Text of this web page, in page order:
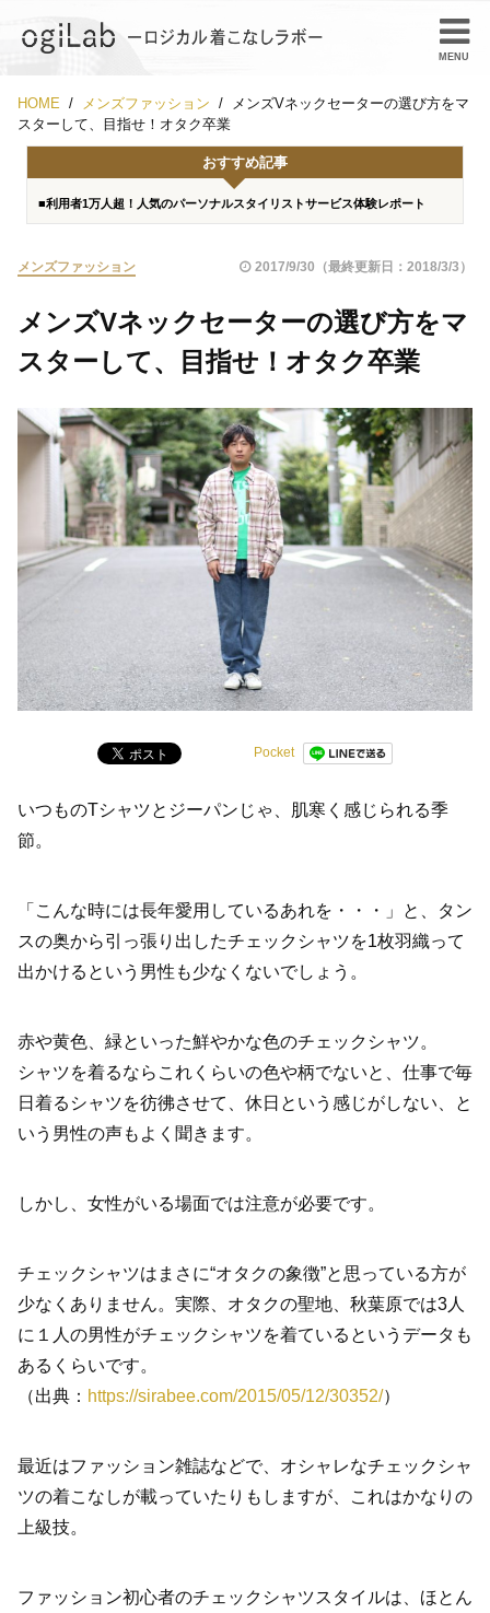
HOME メンズファッション
メンズVネックセーターの選び方をマ
スターして、目指せ！オタク卒業
おすすめ記事
■利用者1万人超！人気のパーソナルスタイリストサービス体験レポート
メンズファッション 2017/9/30（最終更新日：2018/3/3）
メンズVネックセーターの選び方をマ
スターして、目指せ！オタク卒業
Pocket
いつものTシャツとジーパンじゃ、肌寒く感じられる季
節。
「こんな時には長年愛用しているあれを・・・」と、タン
スの奥から引っ張り出したチェックシャツを1枚羽織って
出かけるという男性も少なくないでしょう。
赤や黄色、緑といった鮮やかな色のチェックシャツ。
シャツを着るならこれくらいの色や柄でないと、仕事で毎
日着るシャツを彷彿させて、休日という感じがしない、と
いう男性の声もよく聞きます。
しかし、女性がいる場面では注意が必要です。
チェックシャツはまさに“オタクの象徴”と思っている方が
少なくありません。実際、オタクの聖地、秋葉原では3人
に１人の男性がチェックシャツを着ているというデータも
あるくらいです。
（出典： https://sirabee.com/2015/05/12/30352/）
最近はファッション雑誌などで、オシャレなチェックシャ
ツの着こなしが載っていたりもしますが、これはかなりの
上級技。
ファッション初心者のチェックシャツスタイルは、ほとん